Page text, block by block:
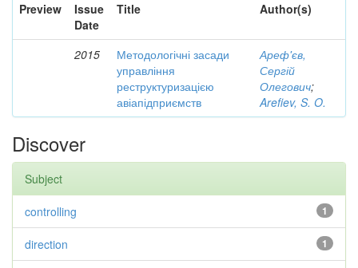
Preview
Issue
Date
Title Author(s)
2015
Методологічні засади
управління
реструктуризацією
авіапідприємств
Ареф'єв,
Сергій
Олегович;
Arefiev, S. O.
Discover
Subject
1
controlling
1
direction